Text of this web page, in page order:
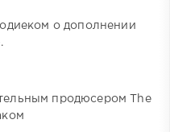
о дополнении
продюсером The